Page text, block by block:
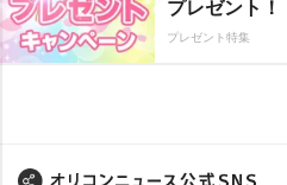
プレゼント！
プレゼント特集